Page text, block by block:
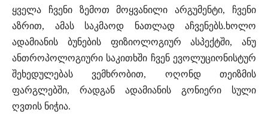
ყველა ჩვენი ზემოთ მოყვანილი არგუმენტი, ჩვენი
აზრით, ამას საკმაოდ ნათლად აჩვენებს.ხოლო
ადამიანის ბუნების ფიზიოლოგიურ ასპექტში, ანუ
ანთროპოლოგიური საკითხში ჩვენ ევოლუციონისტურ
შეხედულებას ვემხრობით, ოღონდ თეიზმის
ფარგლებში, რადგან ადამიანის გონიერი სული
ღვთის ნიჭია.